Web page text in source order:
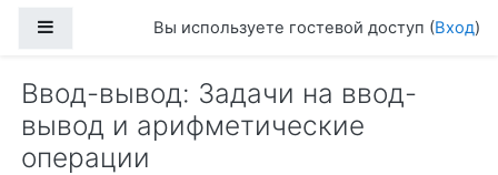
Боковая панельВы используете гостевой доступ (Вход)
Ввод-вывод: Задачи на ввод-
вывод и арифметические
операции